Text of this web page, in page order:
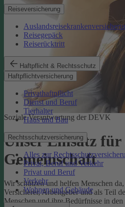
Reiseversicherung
Reisegepäck
Reiserücktritt
Haftpflicht & Rechtsschutz
Haftpflichtversicherung
Privathaftpflicht
Dienst und Beruf
Tierhalter
Haus und Bau
Rechtsschutzversicherung
Alles zur
Privat, Beruf und Verkehr
Privat und Beruf
Verkehr
Wohnen und Gebäude
Soziale Verantwortung der DEVK
Unser Einsatz für
Gemeinschaft
Wir schützen und helfen Menschen
Versicherer, Arbeitgeber und als Teil
Menschen und ihre Bedürfnisse in